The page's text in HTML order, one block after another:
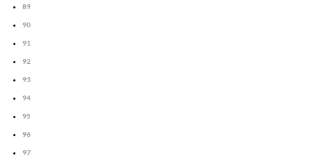
89
90
91
92
93
94
95
96
97